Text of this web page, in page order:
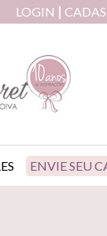
LOGIN
ENVIE SEU